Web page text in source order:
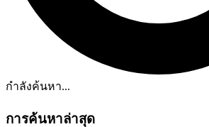
กำลังค้นหา...
การค้นหาล่าสุด